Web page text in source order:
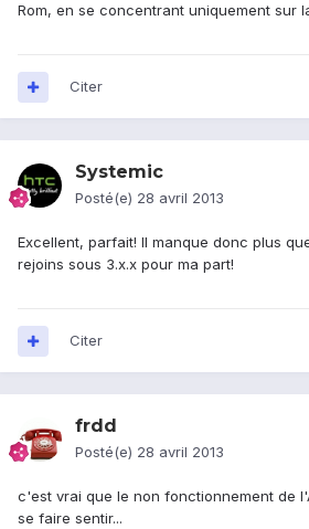
Rom, en se concentrant uniquement sur
Citer
Systemic
Posté(e) 28 avril 2013
Excellent, parfait! Il manque donc plus
rejoins sous 3.x.x pour ma part!
Citer
frdd
Posté(e) 28 avril 2013
c'est vrai que le non fonctionnement de
se faire sentir...